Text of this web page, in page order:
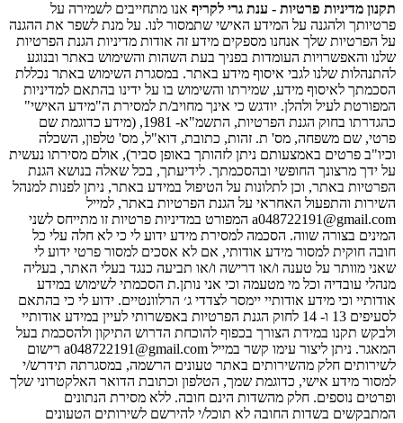
תקנון מדיניות פרטיות - ענת גרי לקריף אנו מתחייבים לשמירה על
פרטיותך ולהגנה על המידע האישי שתמסור לנו. על מנת לשפר את ההגנה
על הפרטיות שלך אנחנו מספקים מידע זה אודות מדיניות הגנת הפרטיות
שלנו והאפשרויות העומדות בפניך בעת השהות והשימוש באתר ובנוגע
להתנהלות שלנו לגבי איסוף מידע באתר. במסגרת השימוש באתר נכללת
הסכמתך לאיסוף מידע, שמירתו והשימוש בו על ידינו בהתאם למדיניות
המפורטת לעיל ולהלן. יודגש כי אינך מחויב/ת למסירת ה"מידע האישי"
כהגדרתו בחוק הגנת הפרטיות, התשמ"א- 1981, (מידע כדוגמת שם
פרטי, שם משפחה, מס' ת. זהות, כתובת, דוא"ל, מס' טלפון, השכלה
וכיו"ב פרטים באמצעותם ניתן לזהותך באופן סביר), אולם מסירתו נעשית
על ידך מרצונך החופשי ובהסכמתך. לידיעתך, בכל שאלה בנושא הגנת
הפרטיות באתר, וכן לתלונות על הטיפול במידע באתר, ניתן לפנות למנהל
השירות והתפעול האחראי על הגנת הפרטיות באתר, למייל
a048722191@gmail.com המפורט במדיניות פרטיות זו מתייחס לשני
המינים בצורה שווה. הסכמה למסירת מידע ידוע לי כי לא חלה עלי כל
חובה חוקית למסור מידע אודותי, אם לא אסכים למסור פרטי ידוע לי
שאני מוותר על טענה ו/או דרישה ו/או תביעה כנגד בעלי האתר, בעליה
מנהלי עובדיה וכל מי מטעמה וכי אני נותן.ת הסכמתי לשימוש במידע
אודותיי וכי מידע אודותיי יימסר לצדדי ג׳ הרלוונטיים. ידוע לי כי בהתאם
לסעיפים 13 ו- 14 לחוק הגנת הפרטיות באפשרותי לעיין במידע אודותיי
ולבקש תקנו במידת הצורך בכפוף להוכחת הדרוש התיקון ולהסכמת בעל
המאגר. ניתן ליצור עימו קשר במייל a048722191@gmail.com רישום
לשירותים חלק מהשירותים באתר טעונים הרשמה, במסגרתה תידרש/י
למסור מידע אישי, כדוגמת שמך, הטלפון וכתובת הדואר האלקטרוני שלך
ופרטים נוספים. חלק מהשדות הינם חובה. ללא מסירת הנתונים
המתבקשים בשדות החובה לא תוכל/י להירשם לשירותים הטעונים